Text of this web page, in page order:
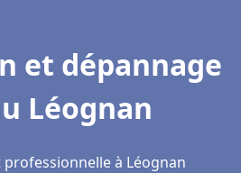
et dépannage
Léognan
à Léognan